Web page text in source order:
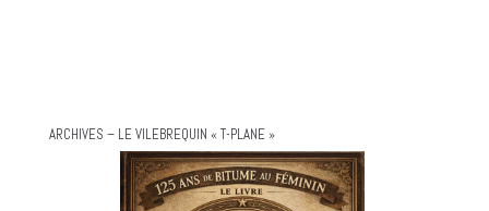
ARCHIVES – LE VILEBREQUIN « T-PLANE »